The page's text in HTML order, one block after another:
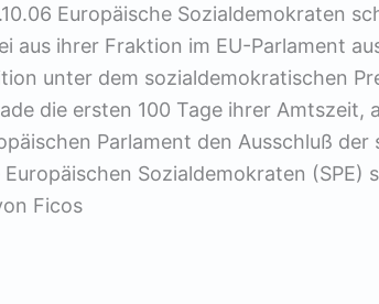
Europäische Sozialdemokraten
aus ihrer Fraktion im EU-Parlament
unter dem sozialdemokratischen
die ersten 100 Tage ihrer Amtszeit,
Parlament den Ausschluß der
Sozialdemokraten (SPE)
Ficos